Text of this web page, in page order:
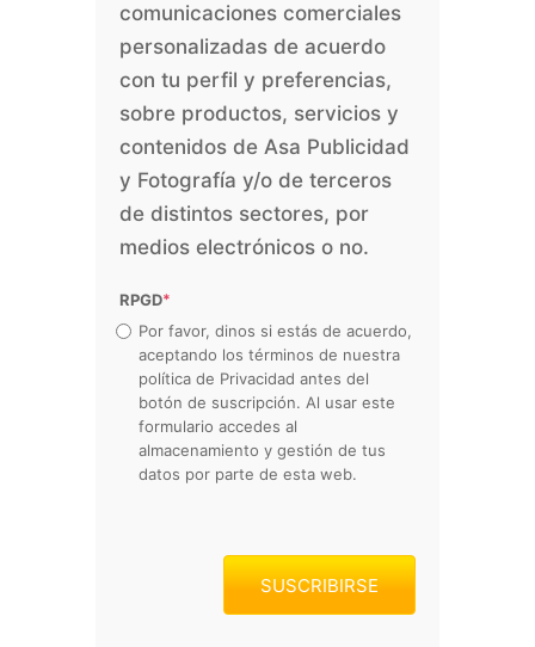
comunicaciones comerciales
personalizadas de acuerdo
con tu perfil y preferencias,
sobre productos, servicios y
contenidos de Asa Publicidad
y Fotografía y/o de terceros
de distintos sectores, por
medios electrónicos o no.
RPGD*
Por favor, dinos si estás de acuerdo,
aceptando los términos de nuestra
política de Privacidad antes del
botón de suscripción. Al usar este
formulario accedes al
almacenamiento y gestión de tus
datos por parte de esta web.